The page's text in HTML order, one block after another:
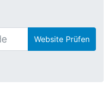
Website Prüfen